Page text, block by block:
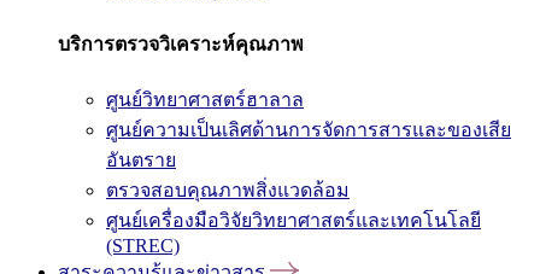
บริการตรวจวิเคราะห์คุณภาพ
ศูนย์วิทยาศาสตร์ฮาลาล
ศูนย์ความเป็นเลิศด้านการจัดการสารและของเสีย
อันตราย
ตรวจสอบคุณภาพสิ่งแวดล้อม
ศูนย์เครื่องมือวิจัยวิทยาศาสตร์และเทคโนโลยี
(STREC)